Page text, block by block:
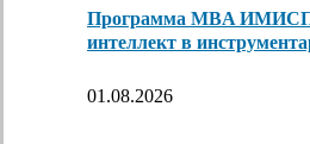
Программа MBA
интеллект в
01.08.2026